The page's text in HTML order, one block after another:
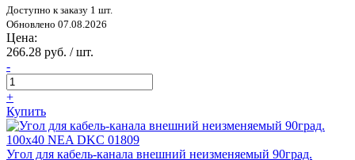
Доступно к заказу 1 шт.
Обновлено 07.08.2026
Цена:
266.28 руб. / шт.
-
+
Купить
Угол для кабель-канала внешний неизменяемый 90град.